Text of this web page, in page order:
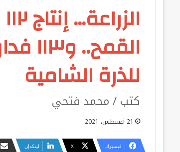
للذرة الشامية
كتب / محمد فتحي
21 أغسطس، 2021
فيسبوك ‫X لينكدإن